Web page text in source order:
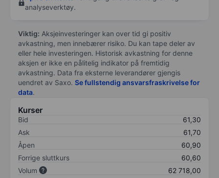
analyseverktøy.
Viktig: Aksjeinvesteringer kan over tid gi positiv
avkastning, men innebærer risiko. Du kan tape deler av
eller hele investeringen. Historisk avkastning for denne
aksjen er ikke en pålitelig indikator på fremtidig
avkastning. Data fra eksterne leverandører gjengis
uendret av Saxo. Se fullstendig ansvarsfraskrivelse for
data.
Kurser
Bid
61,30
Ask
61,70
Åpen
60,90
Forrige sluttkurs
60,60
Volum
62 718,00